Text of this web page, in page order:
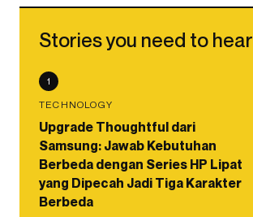
Stories you need to hear
1
TECHNOLOGY
Upgrade Thoughtful dari
Samsung: Jawab Kebutuhan
Berbeda dengan Series HP Lipat
yang Dipecah Jadi Tiga Karakter
Berbeda